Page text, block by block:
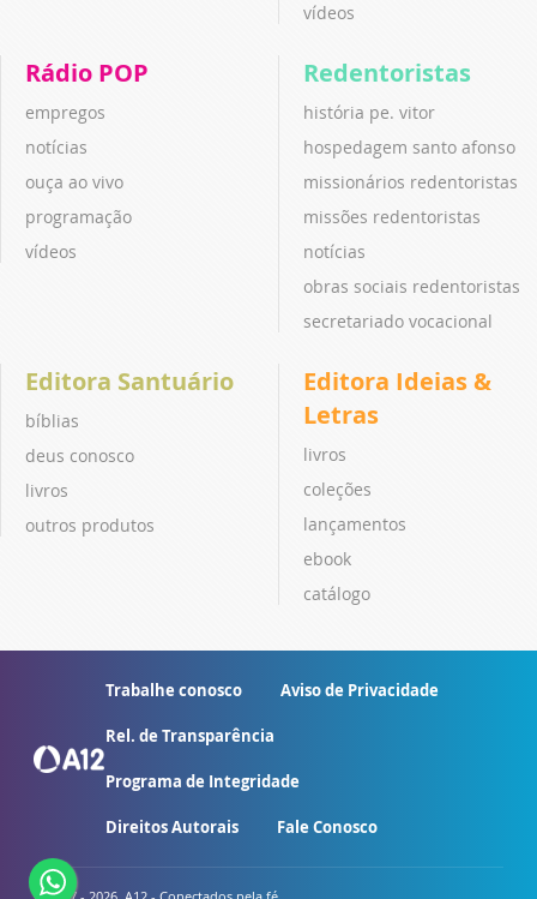
vídeos
Rádio POP
empregos
notícias
ouça ao vivo
programação
vídeos
Redentoristas
história pe. vitor
hospedagem santo afonso
missionários redentoristas
missões redentoristas
notícias
obras sociais redentoristas
secretariado vocacional
Editora Santuário
bíblias
deus conosco
livros
outros produtos
Editora Ideias &
Letras
livros
coleções
lançamentos
ebook
catálogo
Trabalhe conosco Aviso de Privacidade
Rel. de Transparência
Programa de Integridade
Direitos Autorais Fale Conosco